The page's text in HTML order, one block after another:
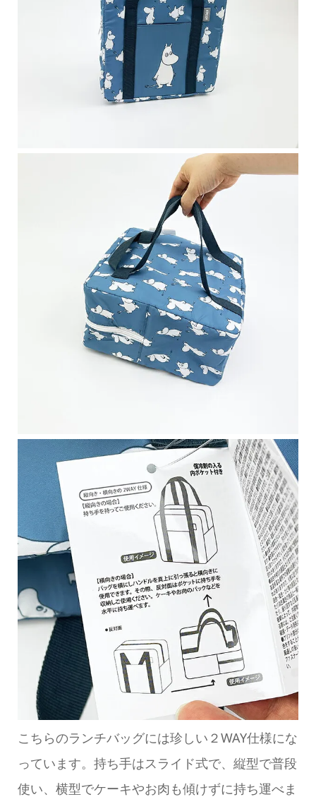
こちらのランチバッグには珍しい２WAY仕様にな
っています。持ち手はスライド式で、縦型で普段
使い、横型でケーキやお肉も傾けずに持ち運べま